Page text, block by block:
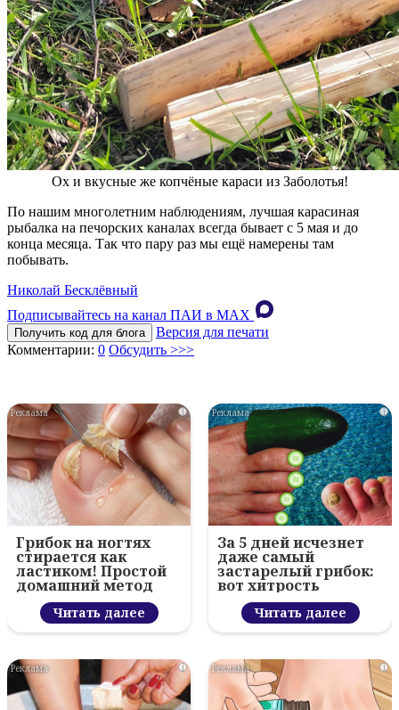
Ох и вкусные же копчёные караси из Заболотья!
По нашим многолетним наблюдениям, лучшая карасиная
рыбалка на печорских каналах всегда бывает с 5 мая и до
конца месяца. Так что пару раз мы ещё намерены там
побывать.
Николай Бесклёвный
Подписывайтесь на канал ПАИ в MAХ
Получить код для блога
Версия для печати
Комментарии: 0 Обсудить >>>
i
Грибок на ногтях
стирается как
ластиком! Простой
домашний метод
Читать далее
i
За 5 дней исчезнет
даже самый
застарелый грибок:
вот хитрость
Читать далее
i i